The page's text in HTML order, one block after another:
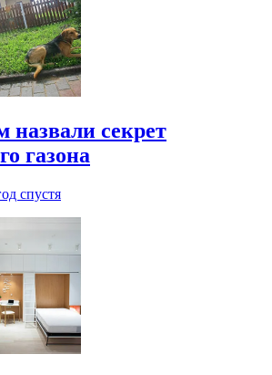
назвали секрет
газона
спустя